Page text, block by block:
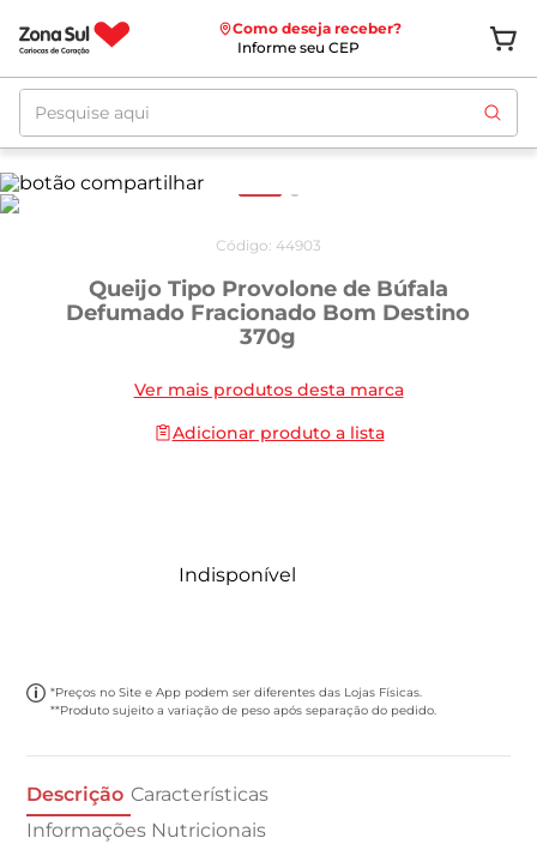
Como deseja receber?
Informe seu CEP
Pesquise aqui
Código: 44903
Queijo Tipo Provolone de Búfala
Defumado Fracionado Bom Destino
370g
Ver mais produtos desta marca
Adicionar produto a lista
Indisponível
*Preços no Site e App podem ser diferentes das Lojas Físicas.
**Produto sujeito a variação de peso após separação do pedido.
Descrição Características
Informações Nutricionais